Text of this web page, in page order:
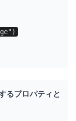
るプロパティと